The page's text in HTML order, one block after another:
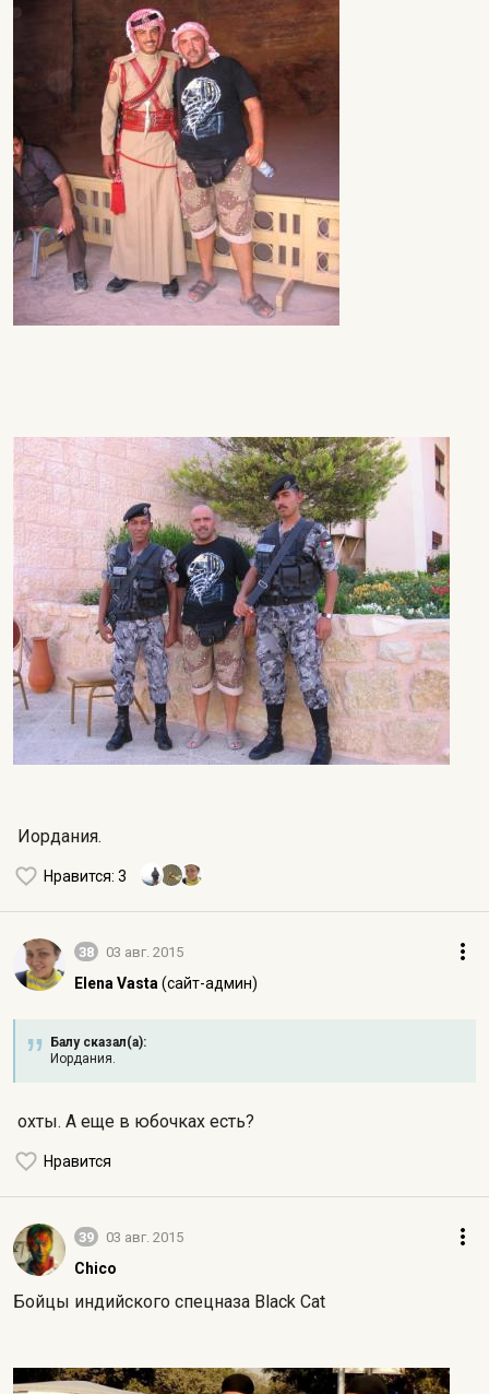
Иордания.
Нравится: 3
38 03 авг. 2015
Elena Vasta (сайт-админ)
Балу сказал(а):
Иордания.
охты. А еще в юбочках есть?
Нравится
39 03 авг. 2015
Chico
Бойцы индийского спецназа Black Cat